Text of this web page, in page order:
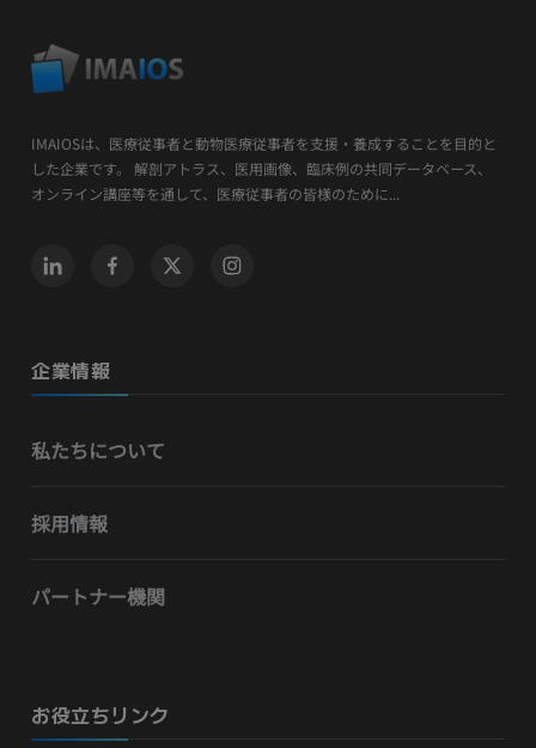
IMAIOSは、医療従事者と動物医療従事者を支援・養成することを目的と
した企業です。 解剖アトラス、医用画像、臨床例の共同データベース、
オンライン講座等を通して、医療従事者の皆様のために...
企業情報
私たちについて
採用情報
パートナー機関
お役立ちリンク